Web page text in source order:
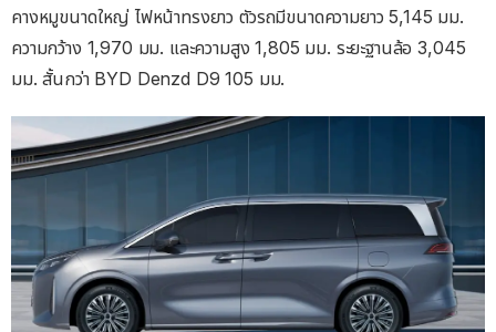
คางหมูขนาดใหญ่ ไฟหน้าทรงยาว ตัวรถมีขนาดความยาว 5,145 มม.
ความกว้าง 1,970 มม. และความสูง 1,805 มม. ระยะฐานล้อ 3,045
มม. สั้นกว่า BYD Denzd D9 105 มม.